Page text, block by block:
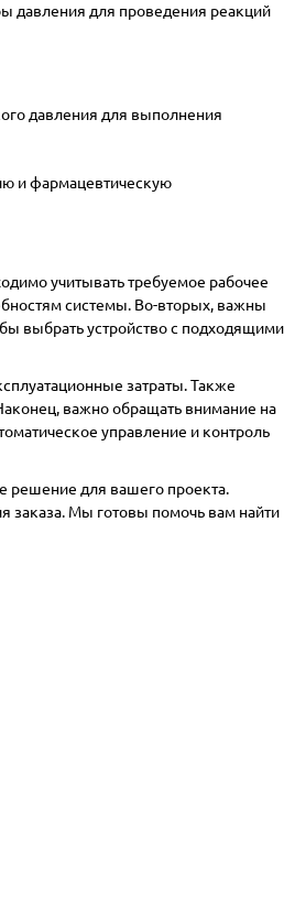
давления для проведения реакций
давления для выполнения
и фармацевтическую
учитывать требуемое рабочее
системы. Во-вторых, важны
выбрать устройство с подходящими
затраты. Также
важно обращать внимание на
управление и контроль
решение для вашего проекта.
заказа. Мы готовы помочь вам найти